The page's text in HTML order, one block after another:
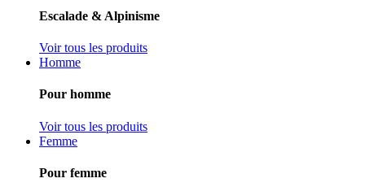
Escalade & Alpinisme
Voir tous les produits
Homme
Pour homme
Voir tous les produits
Femme
Pour femme